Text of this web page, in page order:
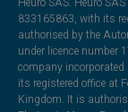
833165863, with its
authorised by the
under licence number
company
its registered office at
Kingdom. It is